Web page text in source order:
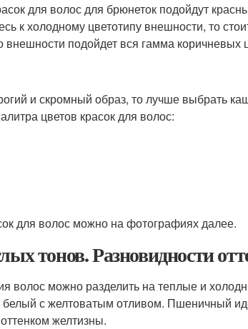
для волос для брюнеток подойдут
к холодному цветотипу внешности, то
подойдет вся гамма коричневых
и скромный образ, то лучше выбрать
цветов красок для волос:
для волос можно на фотографиях далее.
тонов. Разновидности
волос можно разделить на теплые и
с желтоватым отливом. Пшеничный
желтизны.